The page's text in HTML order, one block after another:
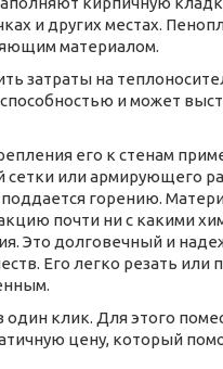
и других местах.
материалом.
затраты на
и может
его к стенам
или армирующего
горению.
почти ни с какими
Это долговечный и
Его легко резать или
один клик. Для этого
цену, который